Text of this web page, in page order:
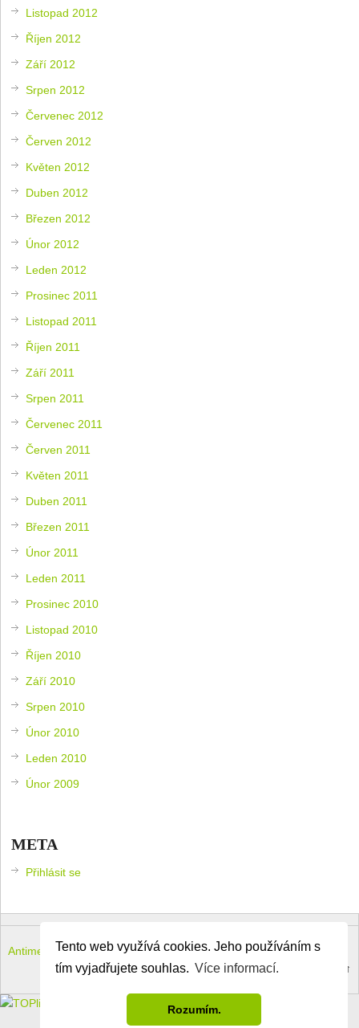
Tento web využívá cookies. Jeho používáním s
tím vyjadřujete souhlas. Více informací.
Rozumím.
Listopad 2012
Říjen 2012
Září 2012
Srpen 2012
Červenec 2012
Červen 2012
Květen 2012
Duben 2012
Březen 2012
Únor 2012
Leden 2012
Prosinec 2011
Listopad 2011
Říjen 2011
Září 2011
Srpen 2011
Červenec 2011
Červen 2011
Květen 2011
Duben 2011
Březen 2011
Únor 2011
Leden 2011
Prosinec 2010
Listopad 2010
Říjen 2010
Září 2010
Srpen 2010
Únor 2010
Leden 2010
Únor 2009
META
Přihlásit se
Antimeloun – komouši dneškaCopyright © 2026.
Theme byMyThemeShop. Back to Top ↑